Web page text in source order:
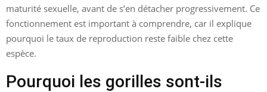
maturité sexuelle, avant de s’en détacher progressivement. Ce
fonctionnement est important à comprendre, car il explique
pourquoi le taux de reproduction reste faible chez cette
espèce.
Pourquoi les gorilles sont-ils